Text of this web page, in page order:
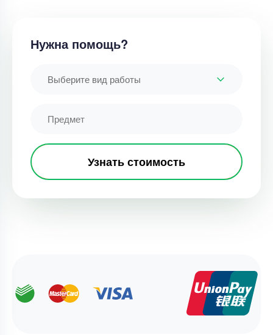
Нужна помощь?
Выберите вид работы
Узнать стоимость